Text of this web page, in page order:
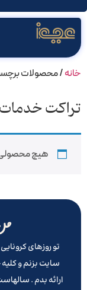
خانه/ محصولات
تراکت
هیچ
سایت بزنم و کلیه